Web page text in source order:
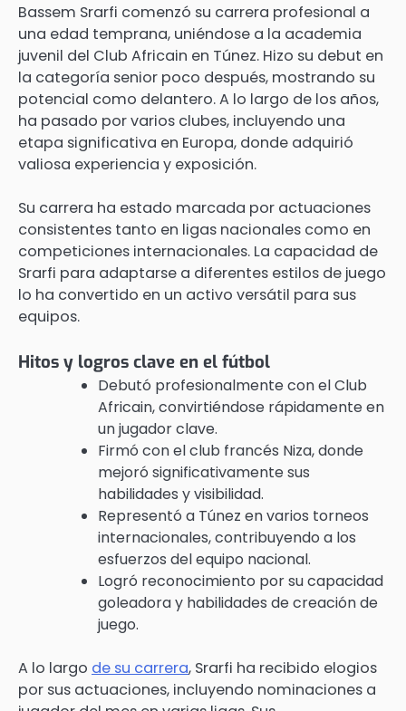
Bassem Srarfi comenzó su carrera profesional a
una edad temprana, uniéndose a la academia
juvenil del Club Africain en Túnez. Hizo su debut en
la categoría senior poco después, mostrando su
potencial como delantero. A lo largo de los años,
ha pasado por varios clubes, incluyendo una
etapa significativa en Europa, donde adquirió
valiosa experiencia y exposición.
Su carrera ha estado marcada por actuaciones
consistentes tanto en ligas nacionales como en
competiciones internacionales. La capacidad de
Srarfi para adaptarse a diferentes estilos de juego
lo ha convertido en un activo versátil para sus
equipos.
Hitos y logros clave en el fútbol
Debutó profesionalmente con el Club
Africain, convirtiéndose rápidamente en
un jugador clave.
Firmó con el club francés Niza, donde
mejoró significativamente sus
habilidades y visibilidad.
Representó a Túnez en varios torneos
internacionales, contribuyendo a los
esfuerzos del equipo nacional.
Logró reconocimiento por su capacidad
goleadora y habilidades de creación de
juego.
A lo largo de su carrera, Srarfi ha recibido elogios
por sus actuaciones, incluyendo nominaciones a